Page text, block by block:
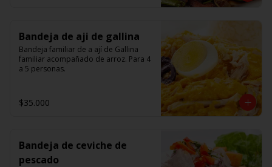
Bandeja de aji de gallina
Bandeja familiar de a ají de Gallina
familiar acompañado de arroz. Para 4
a 5 personas.
$35.000
Bandeja de ceviche de
pescado